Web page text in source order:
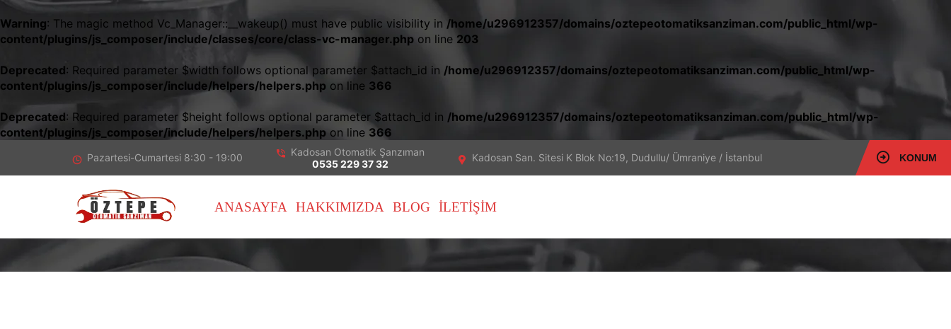
Warning: The magic method Vc_Manager::__wakeup() must have public visibility in /home/u296912357/domains/oztepeotomatiksanziman.com/public_html/wp-
content/plugins/js_composer/include/classes/core/class-vc-manager.php on line 203
Deprecated: Required parameter $width follows optional parameter $attach_id in /home/u296912357/domains/oztepeotomatiksanziman.com/public_html/wp-
content/plugins/js_composer/include/helpers/helpers.php on line 366
Deprecated: Required parameter $height follows optional parameter $attach_id in /home/u296912357/domains/oztepeotomatiksanziman.com/public_html/wp-
content/plugins/js_composer/include/helpers/helpers.php on line 366
KONUM
Pazartesi-Cumartesi 8:30 - 19:00
Kadosan Otomatik Şanzıman
0535 229 37 32
Kadosan San. Sitesi K Blok No:19, Dudullu/ Ümraniye / İstanbul
ANASAYFA HAKKIMIZDA BLOG İLETIŞIM